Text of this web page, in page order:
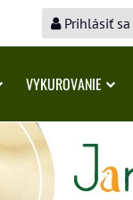
Prihlásiť sa
VYKUROVANIE